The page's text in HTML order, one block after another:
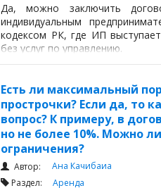
Да, можно заключить
индивидуальным
кодексом РК, где ИП
без услуг по управлению.
Есть ли максимальный
прострочки? Если да, то
вопрос? К примеру, в
но не более 10%. Можно
ограничения?
Автор: Ана Качибаиа
Раздел: Аренда